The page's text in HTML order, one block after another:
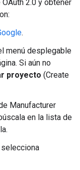
2.0 y obtener
.
menú desplegable
Si aún no
proyecto (Create
Manufacturer
en la lista de
selecciona